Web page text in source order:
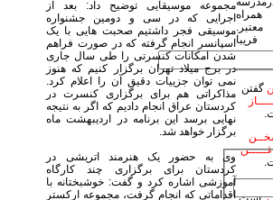
مجموعه موسیقایی توضیح داد: بعد از
اجرایی که در سی و دومین جشنواره
موسیقی فجر داشتیم صحبت هایی با یک
اسپانسر انجام گرفته که در صورت فراهم
شدن امکانات کنسرتی را طی سال جاری
در برج میلاد تهران برگزار کنیم که هنوز
نمی توان جزییات دقیق آن را اعلام کرد.
مذاکراتی هم برای برگزاری کنسرت در
کردستان عراق انجام دادیم که اگر به نتیجه
نهایی برسد این برنامه در اردیبهشت ماه
برگزار خواهد شد.
وی به حضور یک هنرمند اتریشی در
کردستان برای برگزاری چند کارگاه
آموزشی اشاره کرد و گفت: خوشبختانه با
اقداماتی که انجام گرفت، مجموعه ارکستر
گفتن
فـــــن